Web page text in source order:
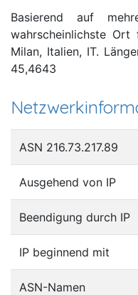
Basierend auf
wahrscheinlichste Ort
Milan, Italien, IT.
45,4643
ASN 216.73.217.89
Ausgehend von IP
Beendigung durch IP
IP beginnend mit
ASN-Namen